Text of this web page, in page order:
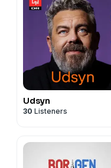
Udsyn
30 Listeners